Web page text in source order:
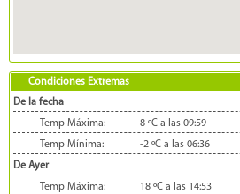
Condiciones Extremas
De la fecha
Temp Máxima:
8 ºC a las 09:59
Temp Mínima:
-2 ºC a las 06:36
De Ayer
Temp Máxima:
18 ºC a las 14:53